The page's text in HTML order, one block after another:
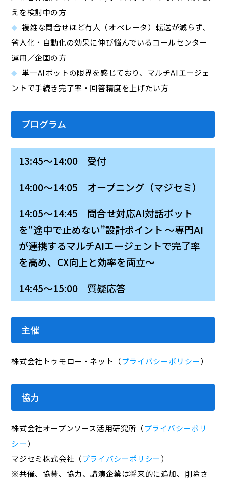
えを検討中の方
複雑な問合せほど有人（オペレータ）転送が減らず、
省人化・自動化の効果に伸び悩んでいるコールセンター
運用／企画の方
単一AIボットの限界を感じており、マルチAIエージェ
ントで手続き完了率・回答精度を上げたい方
プログラム
13:45～14:00 受付
14:00～14:05 オープニング（マジセミ）
14:05～14:45 問合せ対応AI対話ボット
を“途中で止めない”設計ポイント ～専門AI
が連携するマルチAIエージェントで完了率
を高め、CX向上と効率を両立～
14:45～15:00 質疑応答
主催
株式会社トゥモロー・ネット（プライバシーポリシー）
協力
株式会社オープンソース活用研究所（プライバシーポリ
シー）
マジセミ株式会社（プライバシーポリシー）
※共催、協賛、協力、講演企業は将来的に追加、削除さ